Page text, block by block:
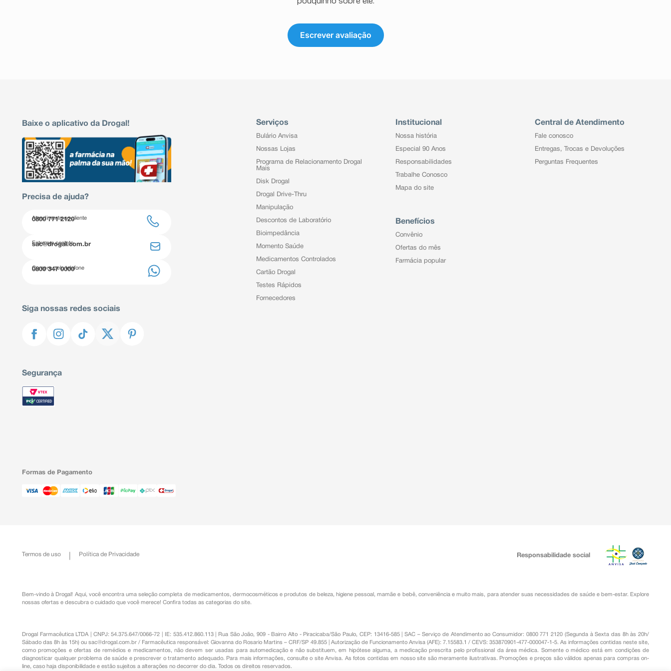
Escrever avaliação
Baixe o aplicativo da Drogal!
Precisa de ajuda?
Atendimento ao cliente
0800 771 2120
Entre em contato
sac@drogal.com.br
Compre pelo telefone
0800 347 0000
Siga nossas redes sociais
Segurança
Serviços
Bulário Anvisa
Nossas Lojas
Programa de Relacionamento Drogal
Mais
Disk Drogal
Drogal Drive-Thru
Manipulação
Descontos de Laboratório
Bioimpedância
Momento Saúde
Medicamentos Controlados
Cartão Drogal
Testes Rápidos
Fornecedores
Institucional
Nossa história
Especial 90 Anos
Responsabilidades
Trabalhe Conosco
Mapa do site
Benefícios
Convênio
Ofertas do mês
Farmácia popular
Central de Atendimento
Fale conosco
Entregas, Trocas e Devoluções
Perguntas Frequentes
Formas de Pagamento
Termos de uso Política de Privacidade Responsabilidade social
Bem-vindo à Drogal! Aqui, você encontra uma seleção completa de medicamentos ,dermocosméticos e produtos de beleza, higiene pessoal ,mamãe e bebê, conveniênciae muito mais, para atender suas necessidades de saúde e bem-estar. Explore
nossas ofertas e descubra o cuidado que você merece! Confira todas as categorias do site.
Drogal Farmacêutica LTDA | CNPJ: 54.375.647/0066-72 | IE: 535.412.860.113 | Rua São João, 909 - Bairro Alto - Piracicaba/São Paulo, CEP: 13416-585 | SAC – Serviço de Atendimento ao Consumidor: 0800 771 2120 (Segunda à Sexta das 8h às 20h/
Sábado das 8h às 15h) ousac@drogal.com.br / Farmacêutica responsável: Giovanna do Rosario Martins – CRF/SP 49.855 | Autorização de Funcionamento Anvisa (AFE): 7.15583.1 / CEVS: 353870901-477-000047-1-5. As informações contidas neste site,
como promoções e ofertas de remédios e medicamentos, não devem ser usadas para automedicação e não substituem, em hipótese alguma, a medicação prescrita pelo profissional da área médica. Somente o médico está em condições de
diagnosticar qualquer problema de saúde e prescrever o tratamento adequado. Para mais informações, consulte o site Anvisa. As fotos contidas em nosso site são meramente ilustrativas. Promoções e preços são válidos apenas para compras on-
line, caso haja disponibilidade e estão sujeitos a alterações no decorrer do dia. Todos os direitos reservados.